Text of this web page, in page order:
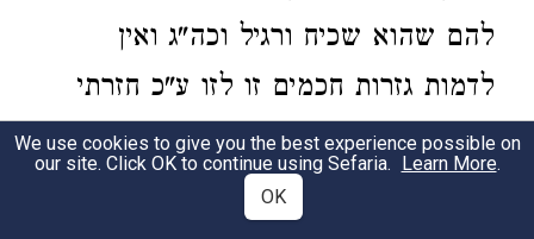
להם שהוא שכיח ורגיל וכה"ג ואין
לדמות גזרות חכמים זו לזו ע"כ חזרתי
לאחורי מלעשות החבור הנ"ל ועם כל זה
אמרתי להביא דברי הרמב"ן בדינים
We use cookies to give you the best experience possible on
our site. Click OK to continue using Sefaria. Learn More.
OK